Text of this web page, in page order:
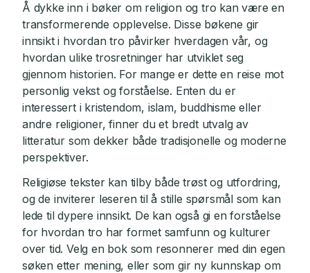
Å dykke inn i bøker om religion og tro kan være en
transformerende opplevelse. Disse bøkene gir
innsikt i hvordan tro påvirker hverdagen vår, og
hvordan ulike trosretninger har utviklet seg
gjennom historien. For mange er dette en reise mot
personlig vekst og forståelse. Enten du er
interessert i kristendom, islam, buddhisme eller
andre religioner, finner du et bredt utvalg av
litteratur som dekker både tradisjonelle og moderne
perspektiver.
Religiøse tekster kan tilby både trøst og utfordring,
og de inviterer leseren til å stille spørsmål som kan
lede til dypere innsikt. De kan også gi en forståelse
for hvordan tro har formet samfunn og kulturer
over tid. Velg en bok som resonnerer med din egen
søken etter mening, eller som gir ny kunnskap om